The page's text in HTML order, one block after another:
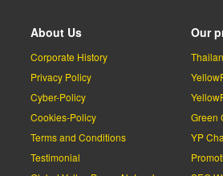
About Us
Corporate History
Privacy Policy
Cyber-Policy
Cookies-Policy
Terms and Conditions
Testimonial
Our
Green
YP